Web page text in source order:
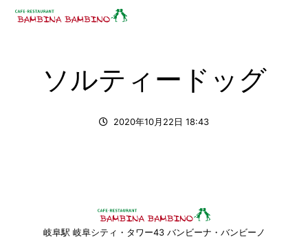
ソルティードッグ
2020年10月22日 18:43
岐阜駅 岐阜シティ・タワー43 バンビーナ・バンビーノ